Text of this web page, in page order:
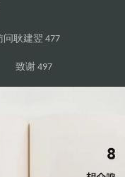
问耿建翌 477
致谢497